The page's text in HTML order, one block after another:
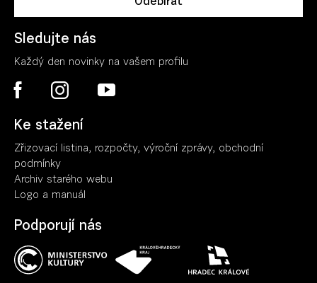
Sledujte nás
Každý den novinky na vašem profilu
Ke stažení
Zřizovací listina, rozpočty, výroční zprávy, obchodní
podmínky
Archiv starého webu
Logo a manuál
Podporují nás